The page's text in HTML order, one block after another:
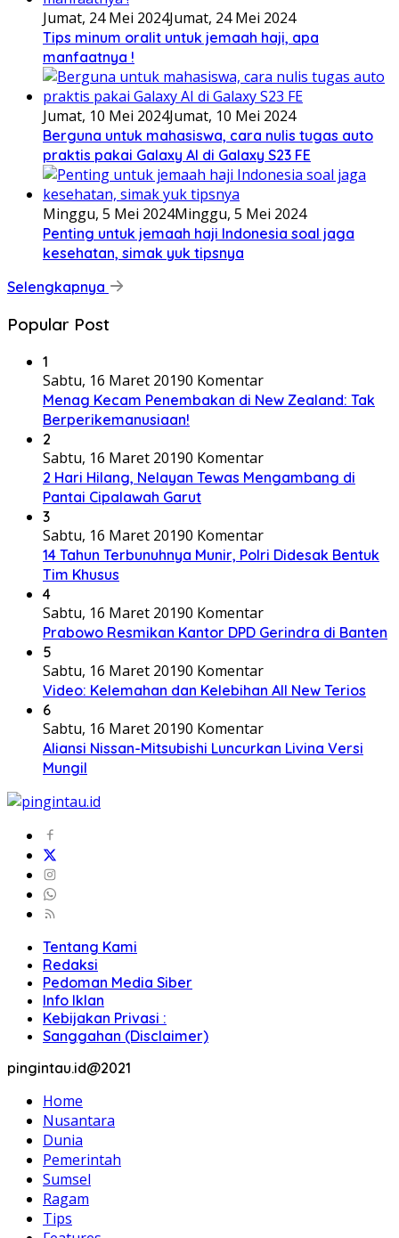
Jumat, 24 Mei 2024Jumat, 24 Mei 2024
Tips minum oralit untuk jemaah haji, apa
manfaatnya !
Jumat, 10 Mei 2024Jumat, 10 Mei 2024
Berguna untuk mahasiswa, cara nulis tugas auto
praktis pakai Galaxy AI di Galaxy S23 FE
Minggu, 5 Mei 2024Minggu, 5 Mei 2024
Penting untuk jemaah haji Indonesia soal jaga
kesehatan, simak yuk tipsnya
Selengkapnya
Popular Post
1
Sabtu, 16 Maret 20190 Komentar
Menag Kecam Penembakan di New Zealand: Tak
Berperikemanusiaan!
2
Sabtu, 16 Maret 20190 Komentar
2 Hari Hilang, Nelayan Tewas Mengambang di
Pantai Cipalawah Garut
3
Sabtu, 16 Maret 20190 Komentar
14 Tahun Terbunuhnya Munir, Polri Didesak Bentuk
Tim Khusus
4
Sabtu, 16 Maret 20190 Komentar
Prabowo Resmikan Kantor DPD Gerindra di Banten
5
Sabtu, 16 Maret 20190 Komentar
Video: Kelemahan dan Kelebihan All New Terios
6
Sabtu, 16 Maret 20190 Komentar
Aliansi Nissan-Mitsubishi Luncurkan Livina Versi
Mungil
Tentang Kami
Redaksi
Pedoman Media Siber
Info Iklan
Kebijakan Privasi :
Sanggahan (Disclaimer)
pingintau.id@2021
Home
Nusantara
Dunia
Pemerintah
Sumsel
Ragam
Tips